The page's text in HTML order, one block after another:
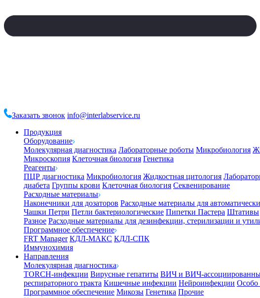
Заказать звонок info@interlabservice.ru
Продукция
Оборудование
Молекулярная диагностика Лабораторные роботы Микробиология
Микроскопия Клеточная биология Генетика
Реагенты
ПЦР диагностика Микробиология Жидкостная цитология
диабета Группы крови Клеточная биология Секвенирование
Расходные материалы
Наконечники для дозаторов Расходные материалы для
Чашки Петри Петли бактериологические Пипетки Пастера Штативы
Разное Расходные материалы для дезинфекции, стерилизации и
Программное обеспечение
FRT Manager КДЛ-МАКС КДЛ-СПК
Иммунохимия
Направления
Молекулярная диагностика
TORCH-инфекции Вирусные гепатиты ВИЧ и ВИЧ-
респираторного тракта Кишечные инфекции Нейроинфекции Особо
Программное обеспечение Микозы Генетика Прочие